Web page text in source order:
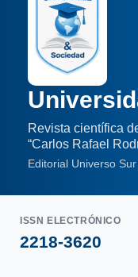
Revista científica
“Carlos Rafael
Editorial Universo
ISSN ELECTRÓNICO
2218-3620